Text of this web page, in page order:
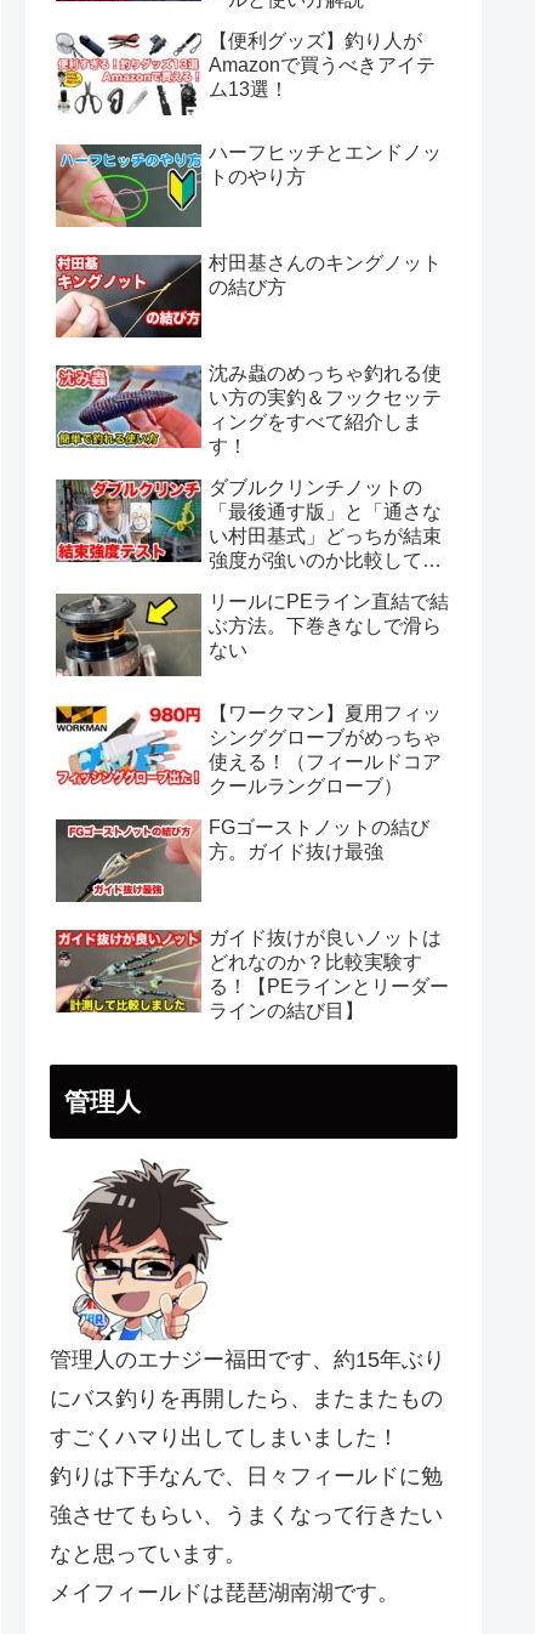
【便利グッズ】釣り人が
Amazonで買うべきアイテ
ム13選！
ハーフヒッチとエンドノッ
トのやり方
村田基さんのキングノット
の結び方
沈み蟲のめっちゃ釣れる使
い方の実釣＆フックセッテ
ィングをすべて紹介しま
す！
ダブルクリンチノットの
「最後通す版」と「通さな
い村田基式」どっちが結束
強度が強いのか比較してみ
リールにPEライン直結で結
ぶ方法。下巻きなしで滑ら
ない
【ワークマン】夏用フィッ
シンググローブがめっちゃ
使える！（フィールドコア
クールラングローブ）
FGゴーストノットの結び
方。ガイド抜け最強
ガイド抜けが良いノットは
どれなのか？比較実験す
る！【PEラインとリーダー
ラインの結び目】
管理人
管理人のエナジー福田です、約15年ぶり
にバス釣りを再開したら、またまたもの
すごくハマり出してしまいました！
釣りは下手なんで、日々フィールドに勉
強させてもらい、うまくなって行きたい
なと思っています。
メイフィールドは琵琶湖南湖です。